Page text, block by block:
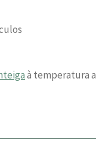
à temperatura